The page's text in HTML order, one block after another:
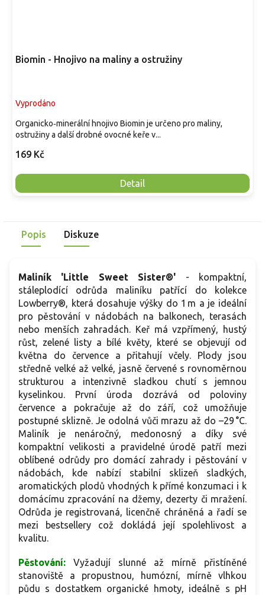
Biomin - Hnojivo na maliny a ostružiny
Vyprodáno
169 Kč
Detail
Organicko‑minerální hnojivo Biomin je určeno pro maliny,
ostružiny a další drobné ovocné keře v...
Popis Diskuze
Maliník 'Little Sweet Sister®' - kompaktní,
stáleplodící odrůda maliníku patřící do kolekce
Lowberry®, která dosahuje výšky do 1 m a je ideální
pro pěstování v nádobách na balkonech, terasách
nebo menších zahradách. Keř má vzpřímený, hustý
růst, zelené listy a bílé květy, které se objevují od
května do července a přitahují včely. Plody jsou
středně velké až velké, jasně červené s rovnoměrnou
strukturou a intenzivně sladkou chutí s jemnou
kyselinkou. První úroda dozrává od poloviny
července a pokračuje až do září, což umožňuje
postupné sklizně. Je odolná vůči mrazu až do –29 °C.
Maliník je nenáročný, medonosný a díky své
kompaktní velikosti a pravidelné úrodě patří mezi
oblíbené odrůdy pro domácí zahrady i pěstování v
nádobách, kde nabízí stabilní sklizeň sladkých,
aromatických plodů vhodných k přímé konzumaci i k
domácímu zpracování na džemy, dezerty či mražení.
Odrůda je registrovaná, licenčně chráněná a řadí se
mezi bestsellery což dokládá její spolehlivost a
kvalitu.
Pěstování:
Vyžadují slunné až mírně přistíněné
stanoviště a propustnou, humózní, mírně vlhkou
půdu s dostatkem organické hmoty, ideálně s pH